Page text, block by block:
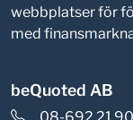
webbplatser för
med
beQuoted AB